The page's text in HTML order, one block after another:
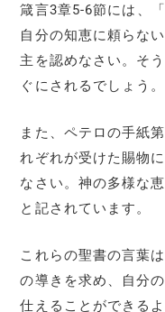
箴言3章5-6節には、
自分の知恵に頼らな
主を認めなさい。そ
ぐにされるでしょう
また、ペテロの手紙
れぞれが受けた賜物
なさい。神の多様な
と記されています。
これらの聖書の言葉
の導きを求め、自分
仕えることができる